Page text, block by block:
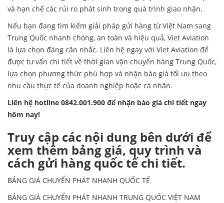
và hạn chế các rủi ro phát sinh trong quá trình giao nhận.
Nếu bạn đang tìm kiếm giải pháp gửi hàng từ Việt Nam sang
Trung Quốc nhanh chóng, an toàn và hiệu quả, Viet Aviation
là lựa chọn đáng cân nhắc. Liên hệ ngay với Viet Aviation để
được tư vấn chi tiết về thời gian vận chuyển hàng Trung Quốc,
lựa chọn phương thức phù hợp và nhận báo giá tối ưu theo
nhu cầu thực tế của doanh nghiệp hoặc cá nhân.
Liên hệ hotline 0842.001.900 để nhận báo giá chi tiết ngay
hôm nay!
Truy cập các nội dung bên dưới để
xem thêm bảng giá, quy trình và
cách gửi hàng quốc tế chi tiết.
BẢNG GIÁ CHUYỂN PHÁT NHANH QUỐC TẾ
BẢNG GIÁ CHUYỂN PHÁT NHANH TRUNG QUỐC VIỆT NAM